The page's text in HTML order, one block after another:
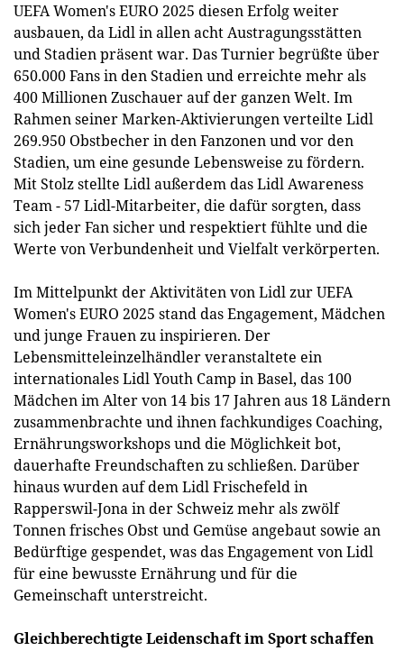
UEFA Women's EURO 2025 diesen Erfolg weiter
ausbauen, da Lidl in allen acht Austragungsstätten
und Stadien präsent war. Das Turnier begrüßte über
650.000 Fans in den Stadien und erreichte mehr als
400 Millionen Zuschauer auf der ganzen Welt. Im
Rahmen seiner Marken-Aktivierungen verteilte Lidl
269.950 Obstbecher in den Fanzonen und vor den
Stadien, um eine gesunde Lebensweise zu fördern.
Mit Stolz stellte Lidl außerdem das Lidl Awareness
Team - 57 Lidl-Mitarbeiter, die dafür sorgten, dass
sich jeder Fan sicher und respektiert fühlte und die
Werte von Verbundenheit und Vielfalt verkörperten.
Im Mittelpunkt der Aktivitäten von Lidl zur UEFA
Women's EURO 2025 stand das Engagement, Mädchen
und junge Frauen zu inspirieren. Der
Lebensmitteleinzelhändler veranstaltete ein
internationales Lidl Youth Camp in Basel, das 100
Mädchen im Alter von 14 bis 17 Jahren aus 18 Ländern
zusammenbrachte und ihnen fachkundiges Coaching,
Ernährungsworkshops und die Möglichkeit bot,
dauerhafte Freundschaften zu schließen. Darüber
hinaus wurden auf dem Lidl Frischefeld in
Rapperswil-Jona in der Schweiz mehr als zwölf
Tonnen frisches Obst und Gemüse angebaut sowie an
Bedürftige gespendet, was das Engagement von Lidl
für eine bewusste Ernährung und für die
Gemeinschaft unterstreicht.
Gleichberechtigte Leidenschaft im Sport schaffen